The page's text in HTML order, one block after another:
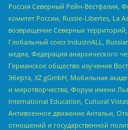
Россия Северный Рейн-Вестфалия,
комитет России, Russie-Libertes, La
возвращение Северных
Глобальный союз IndustriALL,
медиа, Федерация анархического
Германское общество изучения
Эберта, XZ gGmbH, Мобильная
и миротворчества, Форум имени
International Education, Cultural
Антивоенное движение Антальи,
отношений и государственной